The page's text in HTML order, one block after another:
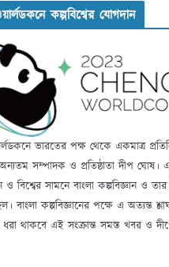
কল্পবিশ্বের যোগদান
ভারতের পক্ষ থেকে একমাত্র
অন্যতম সম্পাদক ও প্রতিষ্ঠাতা দীপ ঘোষ।
ও বিশ্বের সামনে বাংলা কল্পবিজ্ঞান ও
বাংলা কল্পবিজ্ঞানের পক্ষে এ অত্যন্ত
থাকবে এই সংক্রান্ত সমস্ত খবর ও